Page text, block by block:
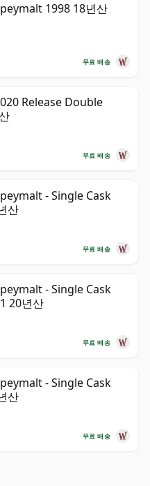
1998 18년산
무료 배송
Release Double
무료 배송
- Single Cask
산
무료 배송
- Single Cask
20년산
무료 배송
- Single Cask
산
무료 배송